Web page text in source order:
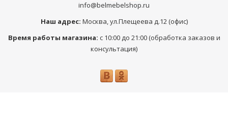
info@belmebelshop.ru
Наш адрес: Москва,ул.Плещеева д.12 (офис)
Время работы магазина: с 10:00 до 21:00 (обработка заказов и
консультация)